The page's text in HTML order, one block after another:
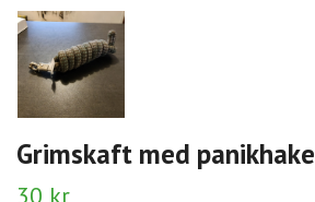
Grimskaft med panikhake
30 kr